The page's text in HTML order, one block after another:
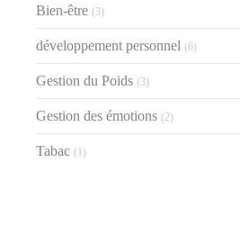
Bien-être (3)
développement personnel (6)
Gestion du Poids (3)
Gestion des émotions (2)
Tabac (1)